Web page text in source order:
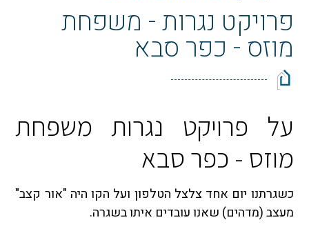
פרויקט נגרות - משפחת
מוזס - כפר סבא
על פרויקט נגרות משפחת
מוזס - כפר סבא
כשגרתנו יום אחד צלצל הטלפון ועל הקו היה "אור קצב"
מעצב (מדהים) שאנו עובדים איתו בשגרה.